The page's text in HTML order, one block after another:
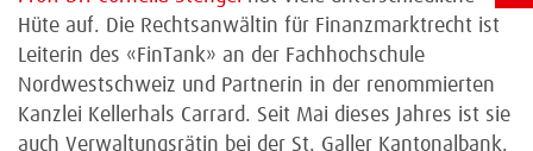
Hüte auf. Die Rechtsanwältin für Finanzmarktrecht ist
Leiterin des «FinTank» an der Fachhochschule
Nordwestschweiz und Partnerin in der renommierten
Kanzlei Kellerhals Carrard. Seit Mai dieses Jahres ist sie
auch Verwaltungsrätin bei der St. Galler Kantonalbank.